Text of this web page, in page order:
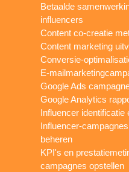
Betaalde
influencers
Content co-creatie
Content marketing
Conversie-
E-
Google Ads
Google Analytics
Influencer identificatie
Influencer-
beheren
KPI's en
campagnes opstellen